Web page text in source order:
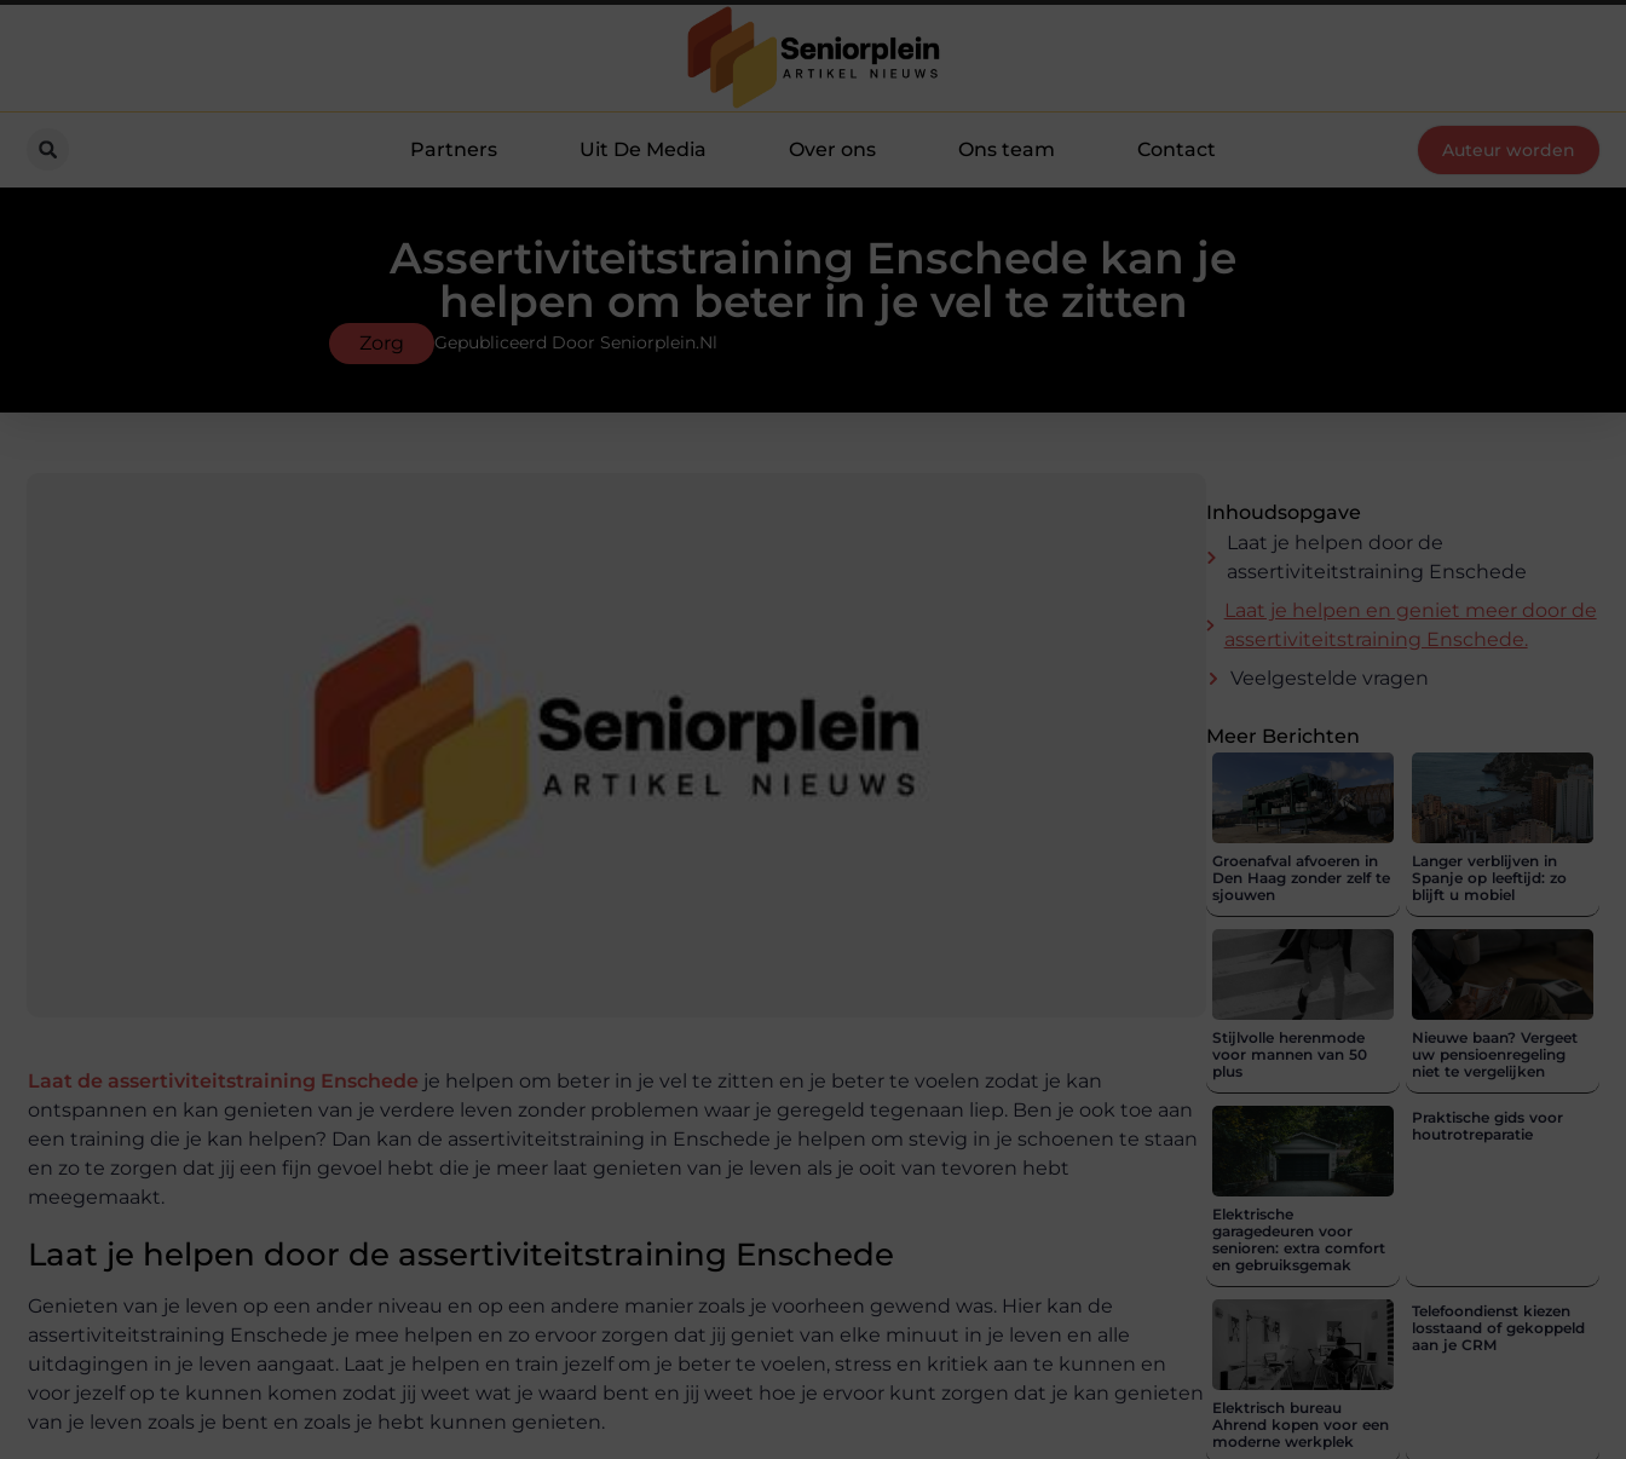
Partners Uit De Media Over ons Ons team Contact Auteur worden
Assertiviteitstraining Enschede kan je
helpen om beter in je vel te zitten
Zorg Gepubliceerd Door Seniorplein.nl
Laat de assertiviteitstraining Enschede je helpen om beter in je vel te zitten en je beter te voelen zodat je kan
ontspannen en kan genieten van je verdere leven zonder problemen waar je geregeld tegenaan liep. Ben je ook toe aan
een training die je kan helpen? Dan kan de assertiviteitstraining in Enschede je helpen om stevig in je schoenen te staan
en zo te zorgen dat jij een fijn gevoel hebt die je meer laat genieten van je leven als je ooit van tevoren hebt
meegemaakt.
Laat je helpen door de assertiviteitstraining Enschede
Genieten van je leven op een ander niveau en op een andere manier zoals je voorheen gewend was. Hier kan de
assertiviteitstraining Enschede je mee helpen en zo ervoor zorgen dat jij geniet van elke minuut in je leven en alle
uitdagingen in je leven aangaat. Laat je helpen en train jezelf om je beter te voelen, stress en kritiek aan te kunnen en
voor jezelf op te kunnen komen zodat jij weet wat je waard bent en jij weet hoe je ervoor kunt zorgen dat je kan genieten
van je leven zoals je bent en zoals je hebt kunnen genieten.
Inhoudsopgave
Laat je helpen door de
assertiviteitstraining Enschede
Laat je helpen en geniet meer door de
assertiviteitstraining Enschede.
Veelgestelde vragen
Meer Berichten
Groenafval afvoeren in
Den Haag zonder zelf te
sjouwen
Langer verblijven in
Spanje op leeftijd: zo
blijft u mobiel
Stijlvolle herenmode
voor mannen van 50
plus
Nieuwe baan? Vergeet
uw pensioenregeling
niet te vergelijken
Elektrische
garagedeuren voor
senioren: extra comfort
en gebruiksgemak
Praktische gids voor
houtrotreparatie
Elektrisch bureau
Ahrend kopen voor een
moderne werkplek
Telefoondienst kiezen
losstaand of gekoppeld
aan je CRM